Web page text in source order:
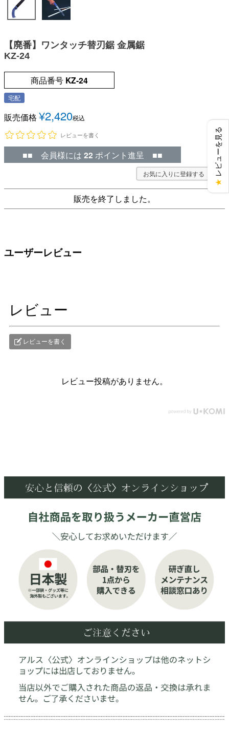
【廃番】ワンタッチ替刃鋸 金属鋸
KZ-24
商品番号 KZ-24
宅配
販売価格 ¥2,420税込
レビューを書く
■■ 会員様には 22 ポイント進呈 ■■
お気に入りに登録する
販売を終了しました。
ユーザーレビュー
レビュー
レビューを書く
レビュー投稿がありません。
★
レビューを見る